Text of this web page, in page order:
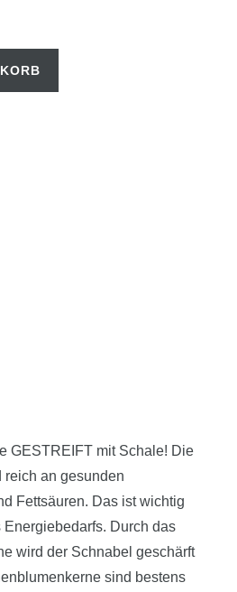
GESTREIFT mit Schale! Die
an gesunden
Fettsäuren. Das ist wichtig
Durch das
wird der Schnabel geschärft
sind bestens